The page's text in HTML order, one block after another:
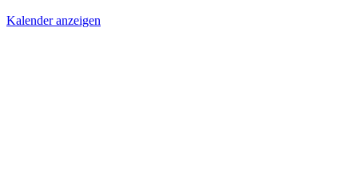
Kalender anzeigen